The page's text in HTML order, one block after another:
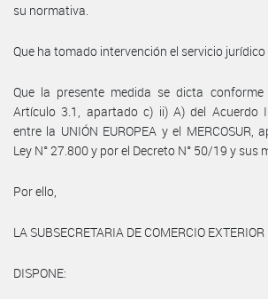
su normativa.
Que ha tomado intervención el servicio jurídico
Que la presente medida se dicta
Artículo 3.1, apartado c) ii) A) del Acuerdo
entre la UNIÓN EUROPEA y el MERCOSUR,
Ley N° 27.800 y por el Decreto N° 50/19 y sus
Por ello,
LA SUBSECRETARIA DE COMERCIO EXTERIOR
DISPONE: